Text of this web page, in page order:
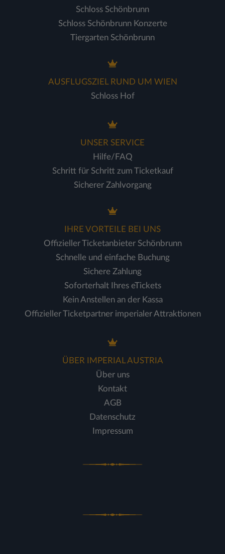
Schloss Schönbrunn
Schloss Schönbrunn Konzerte
Tiergarten Schönbrunn
AUSFLUGSZIEL RUND UM WIEN
Schloss Hof
UNSER SERVICE
Hilfe/FAQ
Schritt für Schritt zum Ticketkauf
Sicherer Zahlvorgang
IHRE VORTEILE BEI UNS
Offizieller Ticketanbieter Schönbrunn
Schnelle und einfache Buchung
Sichere Zahlung
Soforterhalt Ihres eTickets
Kein Anstellen an der Kassa
Offizieller Ticketpartner imperialer Attraktionen
ÜBER IMPERIAL AUSTRIA
Über uns
Kontakt
AGB
Datenschutz
Impressum